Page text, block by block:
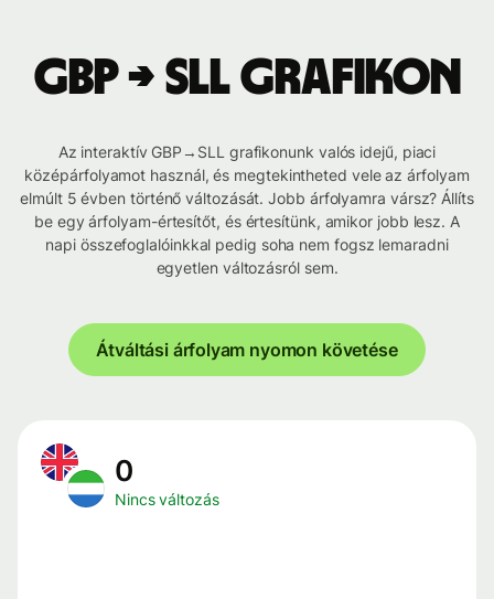
GBP → SLL grafikon
Az interaktív GBP→SLL grafikonunk valós idejű, piaci
középárfolyamot használ, és megtekintheted vele az árfolyam
elmúlt 5 évben történő változását. Jobb árfolyamra vársz? Állíts
be egy árfolyam-értesítőt, és értesítünk, amikor jobb lesz. A
napi összefoglalóinkkal pedig soha nem fogsz lemaradni
egyetlen változásról sem.
Átváltási árfolyam nyomon követése
0
Nincs változás